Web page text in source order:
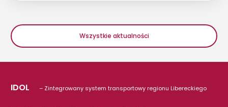
Wszystkie aktualności
IDOL – Zintegrowany system transportowy regionu Libereckiego